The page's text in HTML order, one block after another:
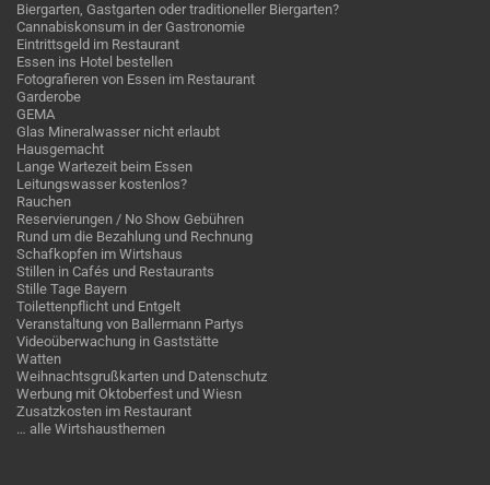
Biergarten, Gastgarten oder traditioneller Biergarten?
Cannabiskonsum in der Gastronomie
Eintrittsgeld im Restaurant
Essen ins Hotel bestellen
Fotografieren von Essen im Restaurant
Garderobe
GEMA
Glas Mineralwasser nicht erlaubt
Hausgemacht
Lange Wartezeit beim Essen
Leitungswasser kostenlos?
Rauchen
Reservierungen / No Show Gebühren
Rund um die Bezahlung und Rechnung
Schafkopfen im Wirtshaus
Stillen in Cafés und Restaurants
Stille Tage Bayern
Toilettenpflicht und Entgelt
Veranstaltung von Ballermann Partys
Videoüberwachung in Gaststätte
Watten
Weihnachtsgrußkarten und Datenschutz
Werbung mit Oktoberfest und Wiesn
Zusatzkosten im Restaurant
… alle Wirtshausthemen